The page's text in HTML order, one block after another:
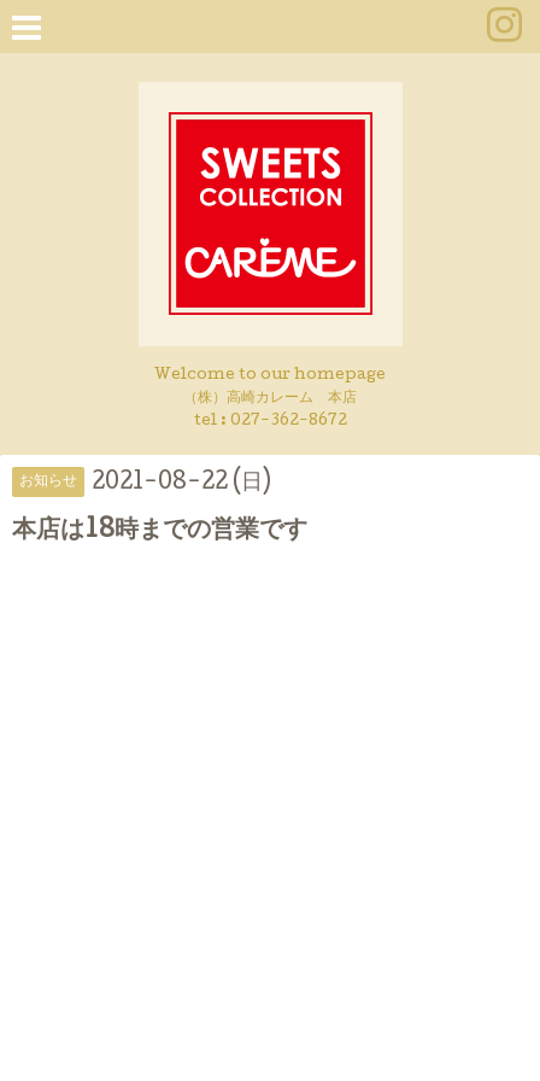
Welcome to our homepage
（株）高崎カレーム 本店
tel : 027-362-8672
お知らせ 2021-08-22 (日)
本店は18時までの営業です